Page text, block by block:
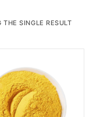
THE SINGLE RESULT